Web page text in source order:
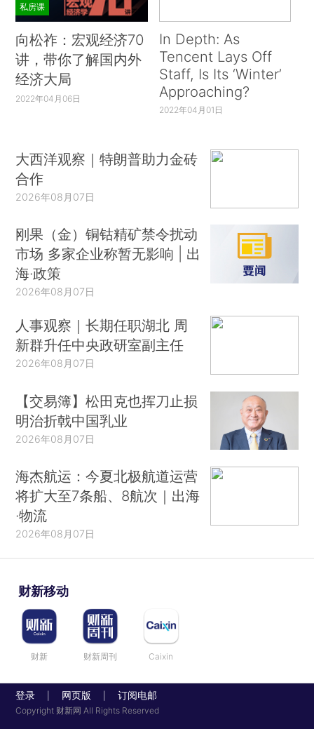
私房课
向松祚：宏观经济70
讲，带你了解国内外
经济大局
2022年04月06日
In Depth: As
Tencent Lays Off
Staff, Is Its ‘Winter’
Approaching?
2022年04月01日
大西洋观察｜特朗普助力金砖
合作
2026年08月07日
刚果（金）铜钴精矿禁令扰动
市场 多家企业称暂无影响 | 出
海·政策
2026年08月07日
人事观察｜长期任职湖北 周
新群升任中央政研室副主任
2026年08月07日
【交易簿】松田克也挥刀止损
明治折戟中国乳业
2026年08月07日
海杰航运：今夏北极航道运营
将扩大至7条船、8航次｜出海
·物流
2026年08月07日
财新移动
财新 财新周刊 Caixin
登录 网页版 订阅电邮
Copyright 财新网 All Rights Reserved